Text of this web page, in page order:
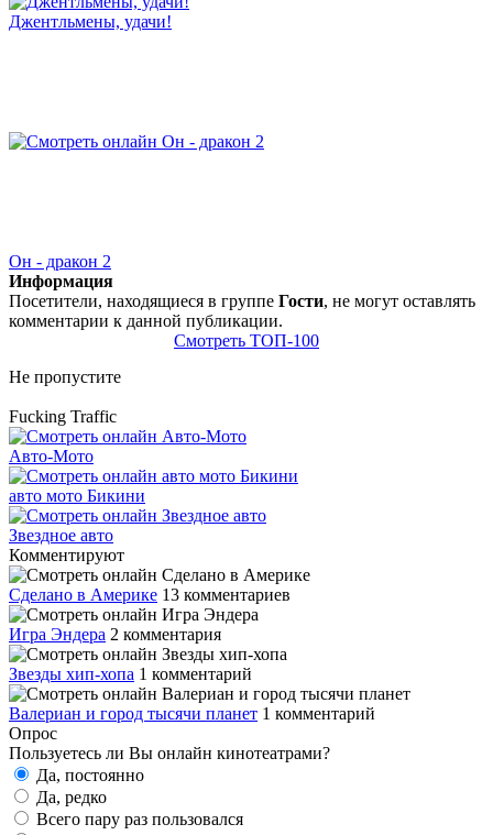
Джентльмены, удачи!
Он - дракон 2
Информация
Посетители, находящиеся в группе Гости, не могут оставлять
комментарии к данной публикации.
Смотреть ТОП-100
Не пропустите
Fucking Traffic
Авто-Мото
авто мото Бикини
Звездное авто
Комментируют
Сделано в Америке 13 комментариев
Игра Эндера 2 комментария
Звезды хип-хопа 1 комментарий
Валериан и город тысячи планет 1 комментарий
Опрос
Пользуетесь ли Вы онлайн кинотеатрами?
Да, постоянно
Да, редко
Всего пару раз пользовался